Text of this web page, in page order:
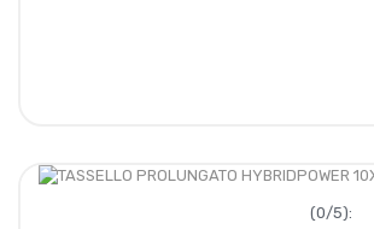
(0/5):